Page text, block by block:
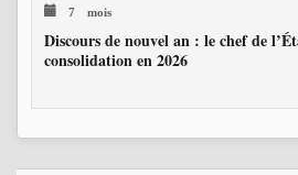
7 mois
Discours de nouvel an : le chef de
consolidation en 2026